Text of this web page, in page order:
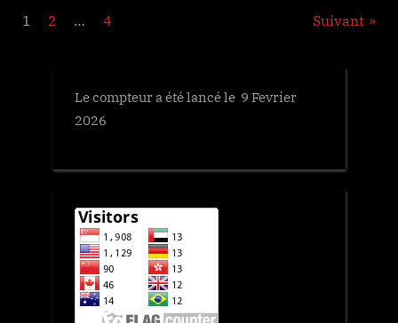
Pagination
publications
1 2 … 4 Suivant
Le compteur a été lancé le 9 Fevrier
2026